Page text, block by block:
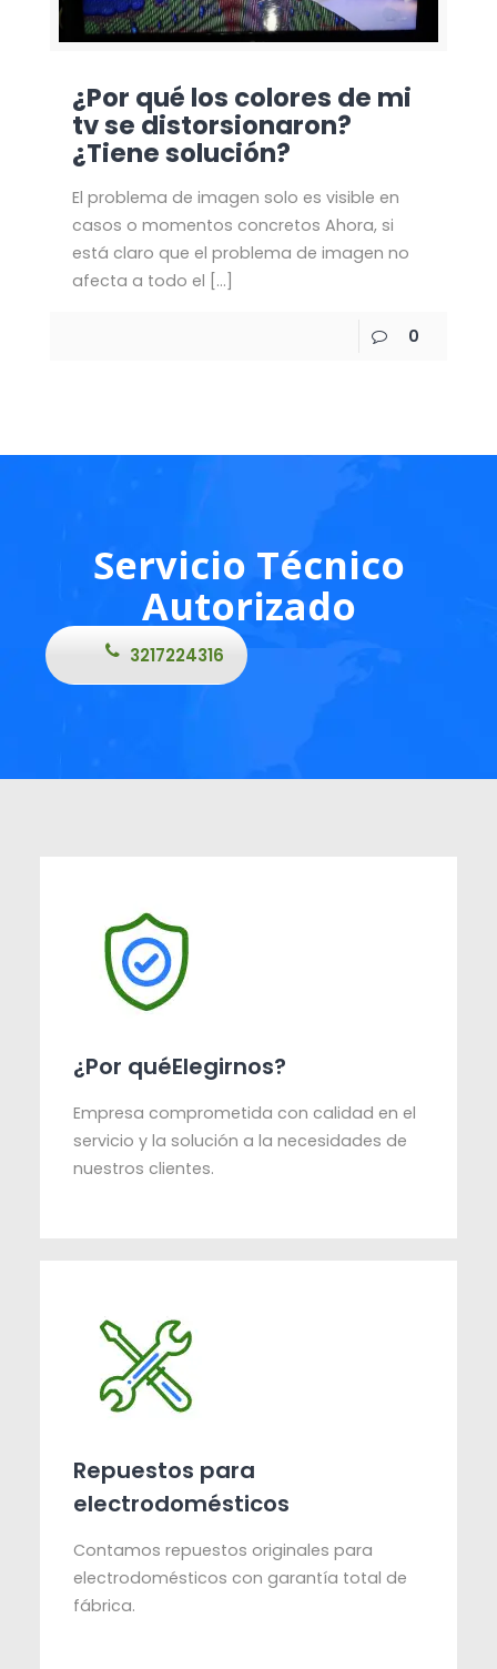
¿Por qué los colores de mi
tv se distorsionaron?
¿Tiene solución?
El problema de imagen solo es visible en
casos o momentos concretos Ahora, si
está claro que el problema de imagen no
afecta a todo el […]
0
Servicio Técnico
Autorizado
3217224316
¿Por quéElegirnos?
Empresa comprometida con calidad en el
servicio y la solución a la necesidades de
nuestros clientes.
Repuestos para
electrodomésticos
Contamos repuestos originales para
electrodomésticos con garantía total de
fábrica.